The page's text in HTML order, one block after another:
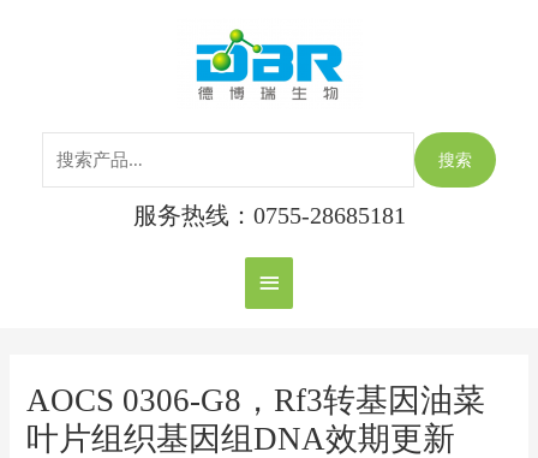
主
菜
单
搜索
服务热线：0755-28685181
AOCS 0306-G8，Rf3转基因油菜
叶片组织基因组DNA效期更新